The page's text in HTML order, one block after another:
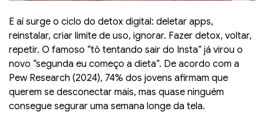
E aí surge o ciclo do detox digital: deletar apps,
reinstalar, criar limite de uso, ignorar. Fazer detox, voltar,
repetir. O famoso “tô tentando sair do Insta” já virou o
novo “segunda eu começo a dieta”. De acordo com a
Pew Research (2024), 74% dos jovens afirmam que
querem se desconectar mais, mas quase ninguém
consegue segurar uma semana longe da tela.